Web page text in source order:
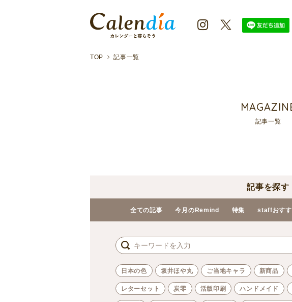
TOP 記事一覧
記事一覧
記事を探す
全ての記事 今月のRemind 特集 staffおすす
日本の色 坂井ほや丸 ご当地キャラ 新商品
レターセット 炭零 活版印刷 ハンドメイド